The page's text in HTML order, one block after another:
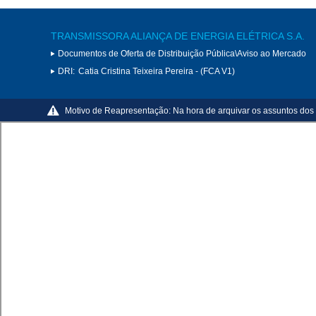
TRANSMISSORA ALIANÇA DE ENERGIA ELÉTRICA S.A.
Documentos de Oferta de Distribuição Pública\Aviso ao Mercado
DRI: Catia Cristina Teixeira Pereira - (FCA V1)
Motivo de Reapresentação: Na hora de arquivar os assuntos